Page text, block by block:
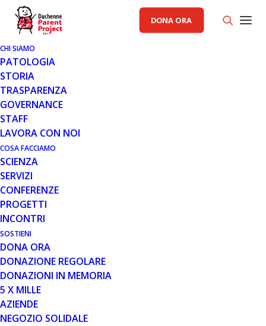
DONA ORA
CHI SIAMO
PATOLOGIA
STORIA
TRASPARENZA
GOVERNANCE
STAFF
LAVORA CON NOI
COSA FACCIAMO
SCIENZA
SERVIZI
CONFERENZE
PROGETTI
INCONTRI
SOSTIENI
DONA ORA
DONAZIONE REGOLARE
DONAZIONI IN MEMORIA
5 X MILLE
AZIENDE
NEGOZIO SOLIDALE
5 MAG 2017
A BOLOGNA IL MEETING
TERRITORIALE DI PARENT
PROJECT ONLUS
Un importante momento di incontro tra famiglie, pazienti
e specialisti sulla distrofia muscolare di Duchenne e
Becker Domenica 21 maggio 2017 Mercure…
Leggi tutto